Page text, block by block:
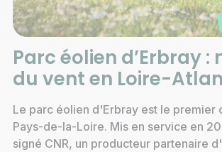
Parc éolien d’Erbray :
du vent en Loire-
Le parc éolien d'Erbray est le premier
Pays-de-la-Loire. Mis en service en
signé CNR, un producteur partenaire